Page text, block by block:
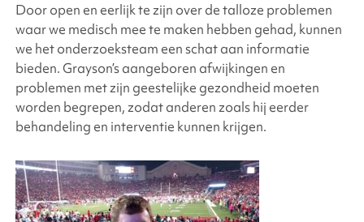
Door open en eerlijk te zijn over de talloze problemen
waar we medisch mee te maken hebben gehad, kunnen
we het onderzoeksteam een schat aan informatie
bieden. Grayson’s aangeboren afwijkingen en
problemen met zijn geestelijke gezondheid moeten
worden begrepen, zodat anderen zoals hij eerder
behandeling en interventie kunnen krijgen.